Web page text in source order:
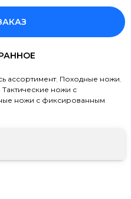
ассортимент, Походные ножи,
Тактические ножи с
ножи с фиксированным